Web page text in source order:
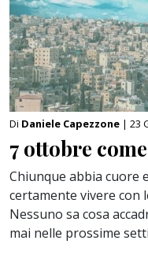
Di Daniele Capezzone | 23
7 ottobre
Chiunque abbia cuore
certamente vivere con
Nessuno sa cosa
mai nelle prossime